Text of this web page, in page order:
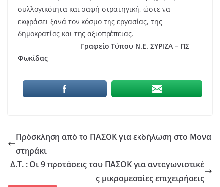
συλλογικότητα και σαφή στρατηγική, ώστε να
εκφράσει ξανά τον κόσμο της εργασίας, της
δημοκρατίας και της αξιοπρέπειας.
Γραφείο Τύπου Ν.Ε. ΣΥΡΙΖΑ – ΠΣ
Φωκίδας
Πρόσκληση από το ΠΑΣΟΚ για εκδήλωση στο Μονα
στηράκι
Δ.Τ. : Οι 9 προτάσεις του ΠΑΣΟΚ για ανταγωνιστικέ
ς μικρομεσαίες επιχειρήσεις